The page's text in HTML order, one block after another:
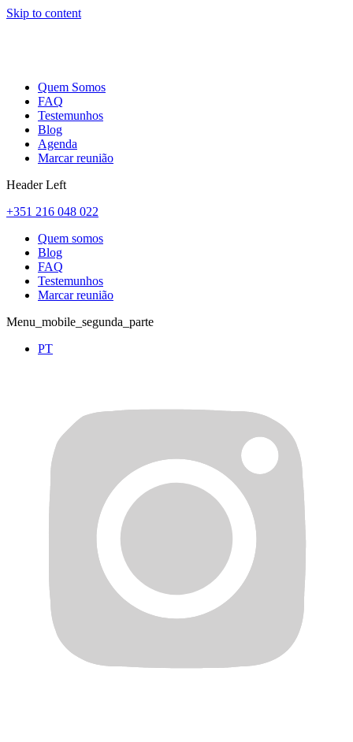
Skip to content
Quem Somos
FAQ
Testemunhos
Blog
Agenda
Marcar reunião
Header Left
+351 216 048 022
Quem somos
Blog
FAQ
Testemunhos
Marcar reunião
Menu_mobile_segunda_parte
PT